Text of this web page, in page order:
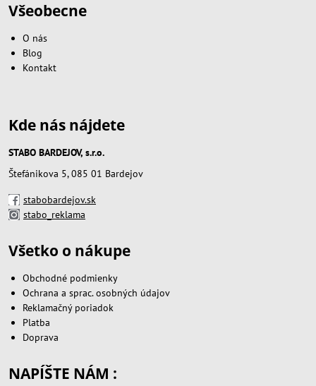
Všeobecne
O nás
Blog
Kontakt
Kde nás nájdete
STABO BARDEJOV, s.r.o.
Štefánikova 5, 085 01 Bardejov
stabobardejov.sk
stabo_reklama
Všetko o nákupe
Obchodné podmienky
Ochrana a sprac. osobných údajov
Reklamačný poriadok
Platba
Doprava
NAPÍŠTE NÁM :